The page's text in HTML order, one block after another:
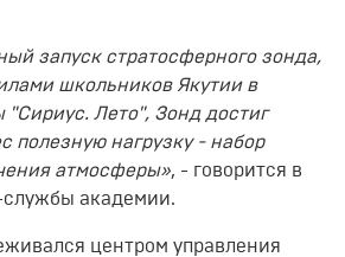
запуск стратосферного зонда,
школьников Якутии в
"Сириус. Лето", Зонд достиг
полезную нагрузку - набор
атмосферы», - говорится в
академии.
центром управления